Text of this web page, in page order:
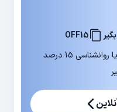
OFF15
در اولین مشاوره آنلاین پزشکی یا روانشناسی 15 درصد